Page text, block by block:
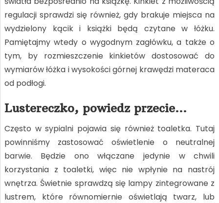
regulacji sprawdzi się również, gdy brakuje miejsca na
wydzielony kącik i książki będą czytane w łóżku.
Pamiętajmy wtedy o wygodnym zagłówku, a także o
tym, by rozmieszczenie kinkietów dostosować do
wymiarów łóżka i wysokości górnej krawędzi materaca
od podłogi.
Lustereczko, powiedz przecie…
Często w sypialni pojawia się również toaletka. Tutaj
powinniśmy zastosować oświetlenie o neutralnej
barwie. Będzie ono włączane jedynie w chwili
korzystania z toaletki, więc nie wpłynie na nastrój
wnętrza. Świetnie sprawdzą się lampy zintegrowane z
lustrem, które równomiernie oświetlają twarz, lub